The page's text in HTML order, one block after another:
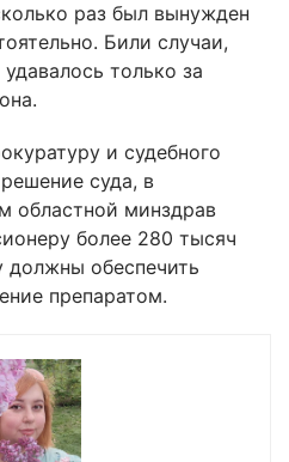
раз был вынужден
Били случаи,
только за
и судебного
суда, в
областной минздрав
более 280 тысяч
должны обеспечить
препаратом.